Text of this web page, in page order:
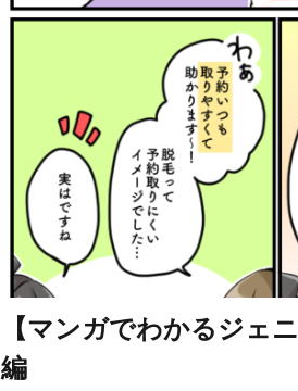
【マンガでわかるジェ
編